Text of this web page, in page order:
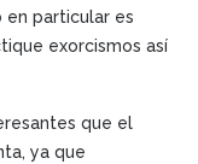
en particular es
exorcismos así
que el
ya que